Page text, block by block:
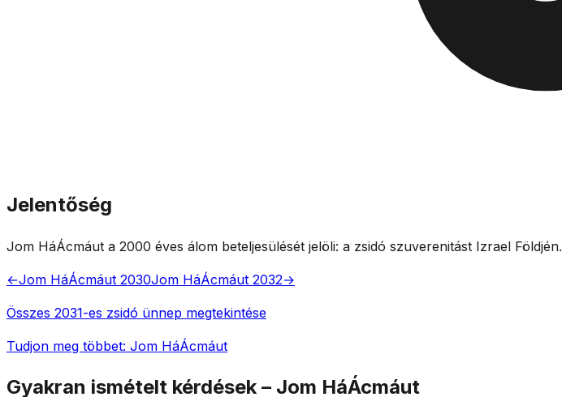
Jelentőség
Jom HáÁcmáut a 2000 éves álom beteljesülését jelöli: a zsidó szuverenitást Izrael Földjén.
←Jom HáÁcmáut 2030Jom HáÁcmáut 2032→
Összes 2031-es zsidó ünnep megtekintése
Tudjon meg többet: Jom HáÁcmáut
Gyakran ismételt kérdések – Jom HáÁcmáut